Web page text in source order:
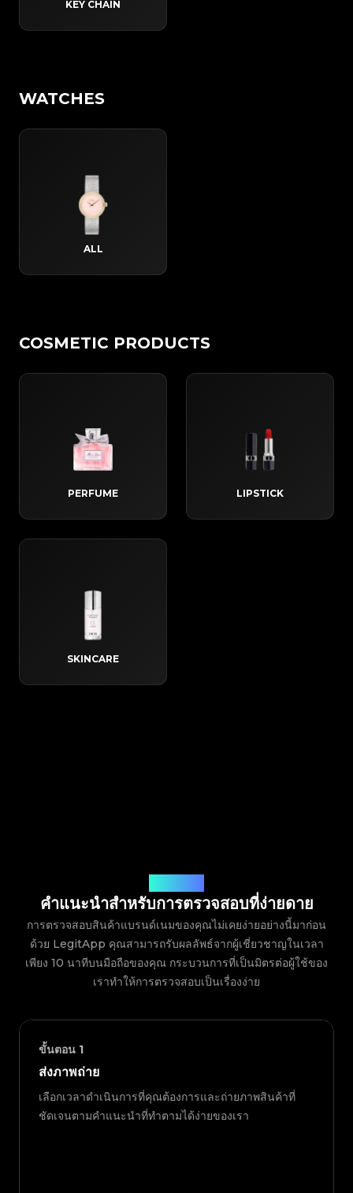
KEY CHAIN
WATCHES
ALL
COSMETIC PRODUCTS
PERFUME LIPSTICK
SKINCARE
คำแนะนำสำหรับการตรวจสอบที่ง่ายดาย
การตรวจสอบสินค้าแบรนด์เนมของคุณไม่เคยง่ายอย่างนี้มาก่อน
ด้วย LegitApp คุณสามารถรับผลลัพธ์จากผู้เชี่ยวชาญในเวลา
เพียง 10 นาทีบนมือถือของคุณ กระบวนการที่เป็นมิตรต่อผู้ใช้ของ
เราทำให้การตรวจสอบเป็นเรื่องง่าย
ขั้นตอน 1
ส่งภาพถ่าย
เลือกเวลาดำเนินการที่คุณต้องการและถ่ายภาพสินค้าที่
ชัดเจนตามคำแนะนำที่ทำตามได้ง่ายของเรา